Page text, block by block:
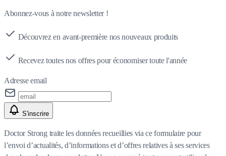
Abonnez-vous à notre newsletter !
Découvrez en avant-première nos nouveaux produits
Recevez toutes nos offres pour économiser toute l'année
Adresse email
S'inscrire
Doctor Strong traite les données recueillies via ce formulaire pour
l’envoi d’actualités, d’informations et d’offres relatives à ses services